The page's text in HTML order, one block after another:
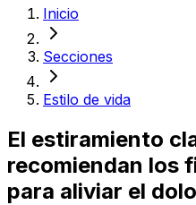
Inicio
Secciones
Estilo de vida
El estiramiento
recomiendan los
para aliviar el